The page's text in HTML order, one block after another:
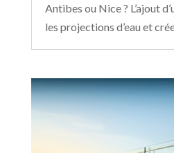
Antibes ou Nice ? L’ajout
les projections d’eau et